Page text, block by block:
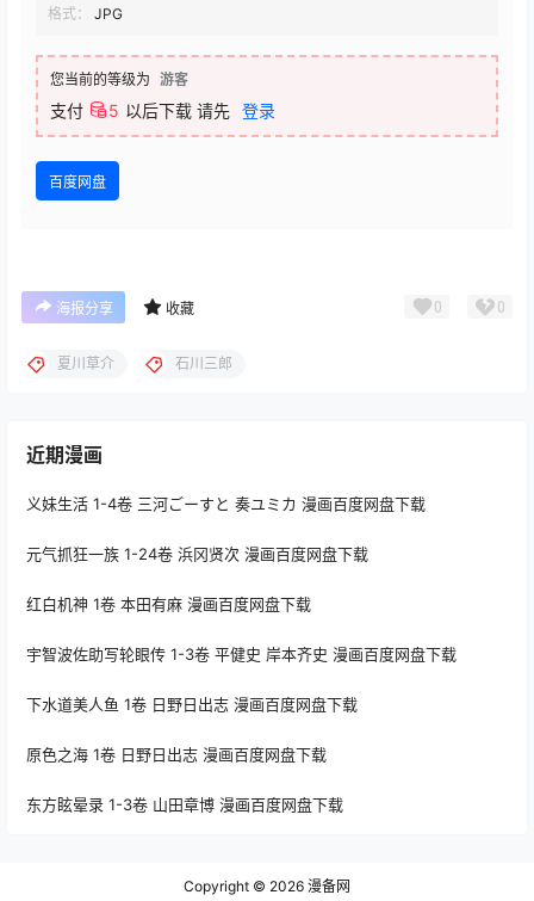
格式：
JPG
您当前的等级为 游客
支付 5 以后下载 请先 登录
百度网盘
海报分享 收藏 0 0
夏川草介 石川三郎
近期漫画
义妹生活 1-4卷 三河ごーすと 奏ユミカ 漫画百度网盘下载
元气抓狂一族 1-24卷 浜冈贤次 漫画百度网盘下载
红白机神 1卷 本田有麻 漫画百度网盘下载
宇智波佐助写轮眼传 1-3卷 平健史 岸本齐史 漫画百度网盘下载
下水道美人鱼 1卷 日野日出志 漫画百度网盘下载
原色之海 1卷 日野日出志 漫画百度网盘下载
东方眩晕录 1-3卷 山田章博 漫画百度网盘下载
Copyright © 2026 漫备网